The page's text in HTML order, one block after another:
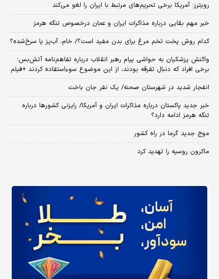
رویترز: آمریکا برخی تحریم‌های مرتبط با ایران را لغو می‌کند
خبر مهم بقایی درباره مذاکرات ایران و عمان درخصوص تنگه هرمز
کدام روش پخت تخم مرغ برای بدن مفید است؟/ خام، آب‌پز یا سرخ‌شده؟
واکنش پزشکیان به حواشی پیام رهبر انقلاب درباره تفاهم‌نامه آتش‌بس؛
برخی افراد که دنبال تفرقه بودند، از این موضوع سوءاستفاده کردند +فیلم
انفجار شدید در شهرستان صحنه/ یک نفر جان باخت
خبر جدید پاکستان درباره مذاکرات ایران و آمریکا/ رایزنی کشورها درباره
تنگه هرمز ادامه دارد؟
موج جدید گرما در راه کشور
ماکرون روسیه را تهدید کرد